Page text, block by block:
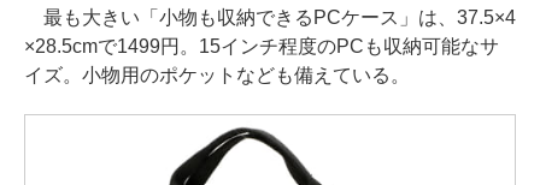
最も大きい「小物も収納できるPCケース」は、37.5×4
×28.5cmで1499円。15インチ程度のPCも収納可能なサ
イズ。小物用のポケットなども備えている。